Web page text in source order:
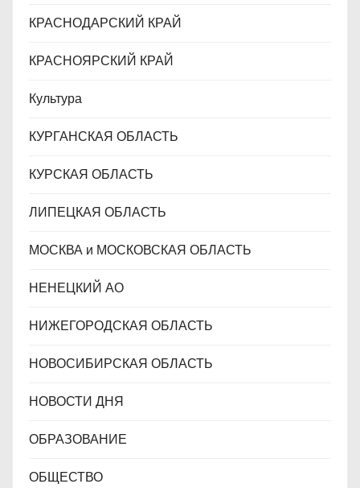
КРАСНОДАРСКИЙ КРАЙ
КРАСНОЯРСКИЙ КРАЙ
Культура
КУРГАНСКАЯ ОБЛАСТЬ
КУРСКАЯ ОБЛАСТЬ
ЛИПЕЦКАЯ ОБЛАСТЬ
МОСКВА и МОСКОВСКАЯ ОБЛАСТЬ
НЕНЕЦКИЙ АО
НИЖЕГОРОДСКАЯ ОБЛАСТЬ
НОВОСИБИРСКАЯ ОБЛАСТЬ
НОВОСТИ ДНЯ
ОБРАЗОВАНИЕ
ОБЩЕСТВО